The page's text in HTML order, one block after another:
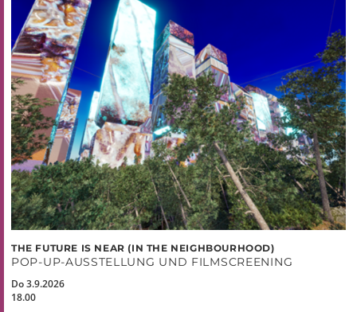
THE FUTURE IS NEAR (IN THE NEIGHBOURHOOD)
POP-UP-AUSSTELLUNG UND FILMSCREENING
Do 3.9.2026
18.00